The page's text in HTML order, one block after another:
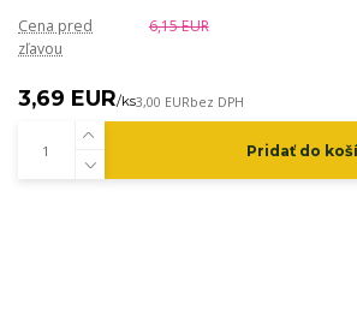
Cena pred
zľavou
6,15 EUR
3,69 EUR/ks3,00 EURbez DPH
Pridať do